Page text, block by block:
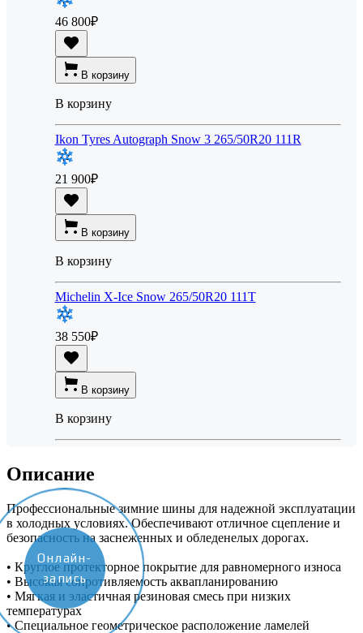
46 800₽
В корзину
В корзину
Ikon Tyres Autograph Snow 3 265/50R20 111R
21 900₽
В корзину
В корзину
Michelin X-Ice Snow 265/50R20 111T
38 550₽
В корзину
В корзину
Описание
Профессиональные зимние шины для надежной эксплуатации
в холодных условиях. Обеспечивают отличное сцепление и
безопасность на заснеженных и обледенелых дорогах.
• Круглое протекторное покрытие для равномерного износа
• Высокая сопротивляемость аквапланированию
• Мягкая и эластичная резиновая смесь при низких
температурах
• Специальное геометрическое расположение ламелей
Онлайн-
запись